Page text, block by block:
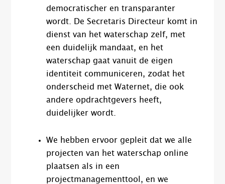
democratischer en transparanter
wordt. De Secretaris Directeur komt in
dienst van het waterschap zelf, met
een duidelijk mandaat, en het
waterschap gaat vanuit de eigen
identiteit communiceren, zodat het
onderscheid met Waternet, die ook
andere opdrachtgevers heeft,
duidelijker wordt.
We hebben ervoor gepleit dat we alle
projecten van het waterschap online
plaatsen als in een
projectmanagementtool, en we